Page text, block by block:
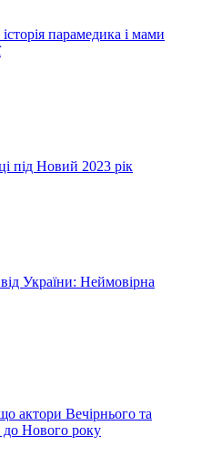
парамедика і мами
під Новий 2023 рік
України: Неймовірна
актори Вечірнього та
до Нового року